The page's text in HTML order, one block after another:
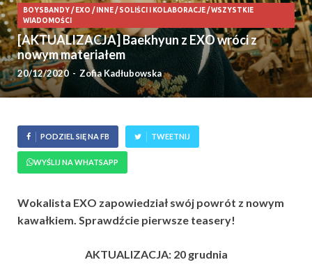
BOYSBANDY/ EXO / INNE/SOLIŚCI I KOLABORACJE/WSZYSTKIE
WIADOMOŚCI
[AKTUALIZACJA] Baekhyun z EXO wróci z
nowym materiałem
20/12/2020 - Zofia Kadłubowska
PODZIEL SIĘ NA FB TWEETNIJ
WYŚLIJ NA WHATSAPP
Wokalista EXO zapowiedział swój powrót z nowym
kawałkiem. Sprawdźcie pierwsze teasery!
AKTUALIZACJA: 20 grudnia